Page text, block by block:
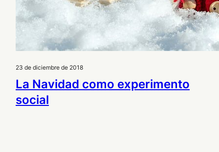
23 de diciembre de 2018
La Navidad como experimento
social